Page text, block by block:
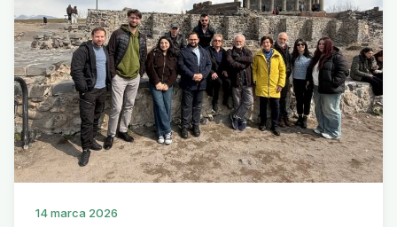
14 marca 2026